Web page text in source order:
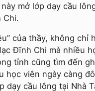
mở lớp dạy cầu
Chi.
của thầy, không chỉ
Đĩnh Chi mà nhiều
tỉnh cũng tìm đến
học viên ngày càng
dạy cầu lông tại Nhà